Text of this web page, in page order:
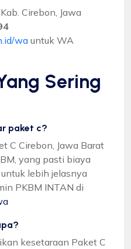
Cirebon, Jawa
wa untuk WA
Sering
paket c?
C Cirebon, Jawa Barat
yang pasti biaya
lebih jelasnya
PKBM INTAN di
kesetaraan Paket C